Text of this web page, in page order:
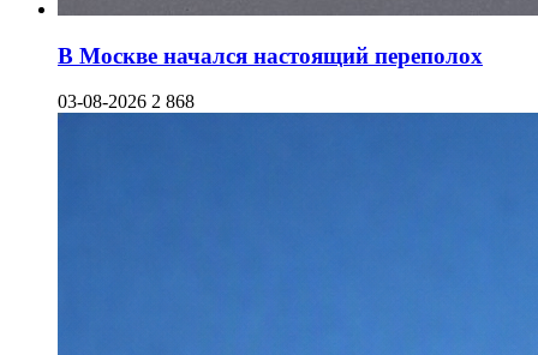
В Москве начался настоящий переполох
03-08-2026 2 868